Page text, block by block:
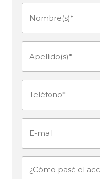
Nombre(s)
Apellido(s)
Teléfono (Obligatorio)
¿Cómo